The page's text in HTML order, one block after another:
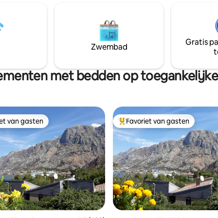
en uniek ontwerp
verblijf zo comfortabel
maar toch centraal gelegen.
tot de knusste slaapkamer en
uitgeruste keuken, dompel
in de charme van Milk Square,
vervlogen tijden van de rijke
geschiedenis van Kotor
Zwembad
Gratis
met bedden op
van gasten
van gasten Topfavoriet van gasten
Favoriet van gasten